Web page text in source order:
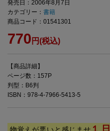
発売日：2006年8月7日
カテゴリー： 書籍
商品コード：01541301
770 円(税込)
【商品詳細】
ページ数：157P
判型：B6判
ISBN：978-4-7966-5413-5